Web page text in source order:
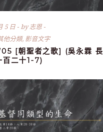
5 日 by志恩
他分類, 影音文字
[朝聖者之歌] (吳永霖 長
二十1-7)